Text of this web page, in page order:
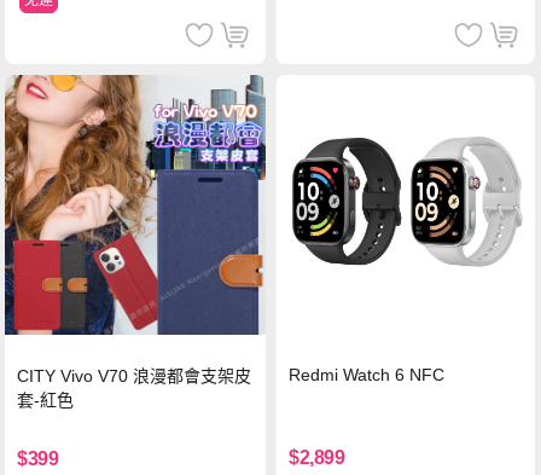
CITY Vivo V70 浪漫都會支架皮
套-紅色
$399
Redmi Watch 6 NFC
$2,899